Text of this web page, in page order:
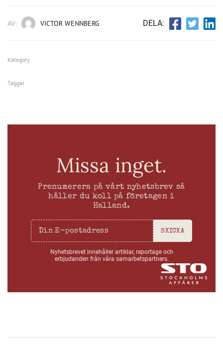
AV: VICTOR WENNBERG DELA:
Kategory
Taggar
Missa inget.
Prenumerera på vårt nyhetsbrev så
håller du koll på företagen i
Halland.
SKICKA
Nyhetsbrevet innehåller artiklar, reportage och
erbjudanden från våra samarbetspartners.